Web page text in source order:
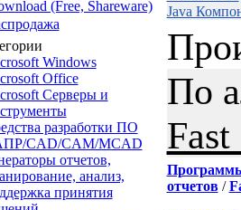
(Free, Shareware)
Windows
Office
Серверы и
разработки ПО
CAD/CAM/MCAD
отчетов,
анализ,
принятия
Java
По
отчетов/